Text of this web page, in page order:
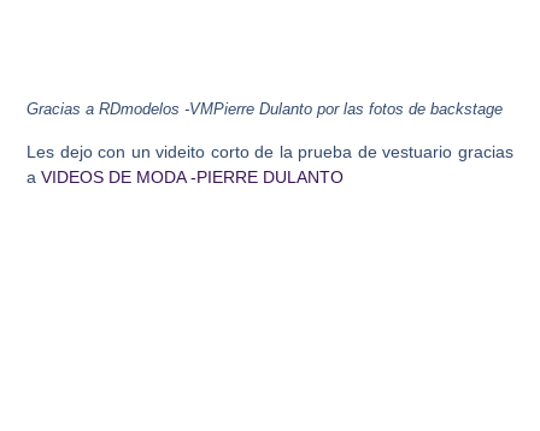
Gracias a RDmodelos -VMPierre Dulanto por las fotos de backstage
Les dejo con un videito corto de la prueba de vestuario gracias
aVIDEOS DE MODA -PIERRE DULANTO